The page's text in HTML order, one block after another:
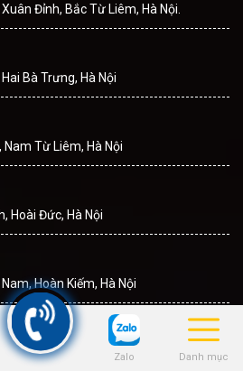
Zalo Danh mục
Đỉnh, Bắc Từ Liêm, Hà Nội.
Bà Trưng, Hà Nội
Nam Từ Liêm, Hà Nội
Hoài Đức, Hà Nội
Hoàn Kiếm, Hà Nội
Mai, Hà Nội